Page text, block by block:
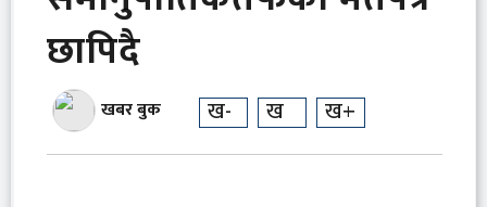
छापिदै
खबर बुक ख- ख ख+